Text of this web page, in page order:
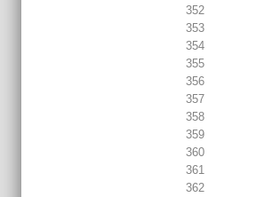
352
353
354
355
356
357
358
359
360
361
362